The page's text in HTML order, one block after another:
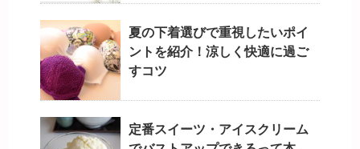
夏の下着選びで重視したいポイ
ントを紹介！涼しく快適に過ご
すコツ
定番スイーツ・アイスクリーム